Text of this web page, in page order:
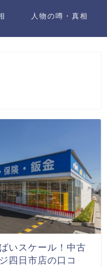
人物の噂・真相
いスケール！中古
四日市店の口コ